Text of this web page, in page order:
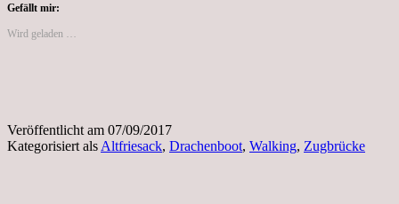
Gefällt mir:
Wird geladen …
Veröffentlicht am 07/09/2017
Kategorisiert als Altfriesack, Drachenboot, Walking, Zugbrücke